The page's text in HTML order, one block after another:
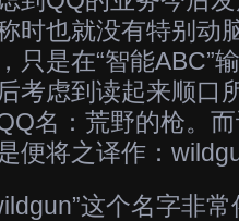
时也就没有特别动
只是在“智能ABC”
考虑到读起来顺口
名：荒野的枪。
便将之译作：
这个名字非